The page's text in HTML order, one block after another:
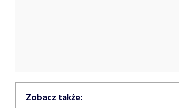
Zobacz także: